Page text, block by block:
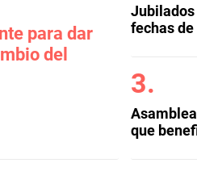
para dar
del
Jubilados
fechas
que